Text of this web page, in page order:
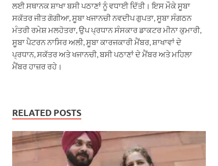
ਲਈ ਸਥਾਨਕ ਸ਼ਾਖਾ ਬਸੀ ਪਠਾਣਾਂ ਨੂੰ ਵਧਾਈ ਦਿੱਤੀ। ਇਸ ਮੌਕੇ ਸੂਬਾ
ਸਕੱਤਰ ਜੀਤ ਗੋਗੀਆ, ਸੂਬਾ ਖਜਾਨਚੀ ਨਵਦੀਪ ਗੁਪਤਾ, ਸੂਬਾ ਸੰਗਠਨ
ਮੰਤਰੀ ਰਮੇਸ਼ ਮਲਹੋਤਰਾ, ਉਪ ਪ੍ਰਧਾਨ ਸੰਸਕਾਰ ਡਾਕਟਰ ਮੀਨਾ ਕੁਮਾਰੀ,
ਸੂਬਾ ਪੈਟਰਨ ਨਾਸਿਰ ਅਲੀ, ਸੂਬਾ ਕਾਰਜਕਾਰੀ ਮੈਂਬਰ, ਸ਼ਾਖਾਵਾਂ ਦੇ
ਪ੍ਰਧਾਨ, ਸਕੱਤਰ ਅਤੇ ਖਜਾਨਚੀ, ਬਸੀ ਪਠਾਣਾਂ ਦੇ ਮੈਂਬਰ ਅਤੇ ਮਹਿਲਾ
ਮੈਂਬਰ ਹਾਜ਼ਰ ਰਹੇ।
RELATED POSTS